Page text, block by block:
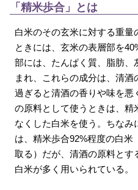
「精米歩合」とは
白米のその玄米に対する重量
ときには、玄米の表層部を
部には、たんぱく質、脂肪、
まれ、これらの成分は、清
過ぎると清酒の香りや味を
の原料として使うときは、
なくした白米を使う。ちな
は、精米歩合92%程度の白米
取る）だが、清酒の原料とす
白米が多く用いられている。